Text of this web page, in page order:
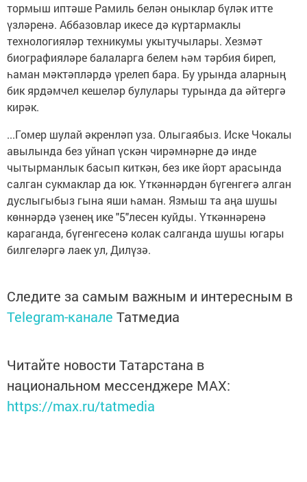
тормыш иптәше Рамиль белән оныклар бүләк итте
үзләренә. Аббазовлар икесе дә күртармаклы
технологияләр техникумы укытучылары. Хезмәт
биографияләре балаларга белем һәм тәрбия биреп,
һаман мәктәпләрдә үрелеп бара. Бу урында аларның
бик ярдәмчел кешеләр булулары турында да әйтергә
кирәк.
...Гомер шулай әкренләп уза. Олыгаябыз. Иске Чокалы
авылында без уйнап үскән чирәмнәрне дә инде
чытырманлык басып киткән, без ике йорт арасында
салган сукмаклар да юк. Үткәннәрдән бүгенгегә алган
дуслыгыбыз гына яши һаман. Язмыш та аңа шушы
көннәрдә үзенең ике "5"лесен куйды. Үткәннәренә
караганда, бүгенгесенә колак салганда шушы югары
билгеләргә лаек ул, Дилүзә.
Следите за самым важным и интересным в
Telegram-канале Татмедиа
Читайте новости Татарстана в
национальном мессенджере MАХ:
https://max.ru/tatmedia